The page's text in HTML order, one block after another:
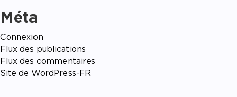
Méta
Connexion
Flux des publications
Flux des commentaires
Site de WordPress-FR